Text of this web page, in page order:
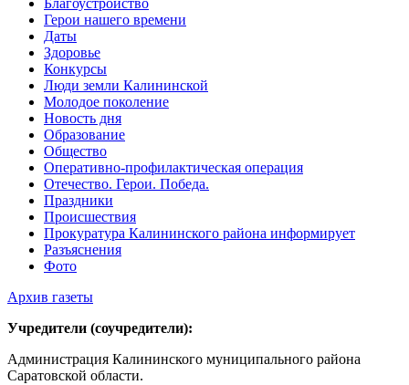
Благоустройство
Герои нашего времени
Даты
Здоровье
Конкурсы
Люди земли Калининской
Молодое поколение
Новость дня
Образование
Общество
Оперативно-профилактическая операция
Отечество. Герои. Победа.
Праздники
Происшествия
Прокуратура Калининского района информирует
Разъяснения
Фото
Архив газеты
Учредители (соучредители):
Администрация Калининского муниципального района
Саратовской области.